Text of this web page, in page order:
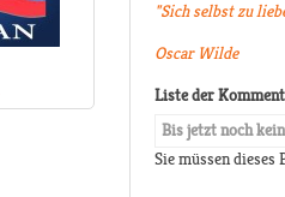
"Sich selbst zu
Oscar Wilde
Liste der
Bis jetzt noch
Sie müssen